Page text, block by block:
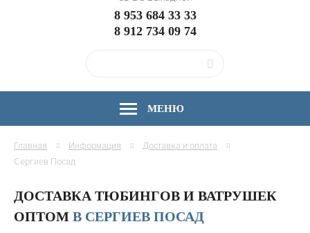
8 953 684 33 33
8 912 734 09 74
МЕНЮ
Главная Информация
Доставка и оплата
Сергиев Посад
ДОСТАВКА ТЮБИНГОВ И ВАТРУШЕК
ОПТОМ В СЕРГИЕВ ПОСАД